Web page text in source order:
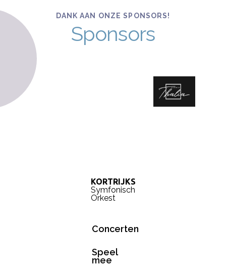
DANK AAN ONZE SPONSORS!
Sponsors
KORTRIJKS
Symfonisch
Orkest
Concerten
Speel
mee